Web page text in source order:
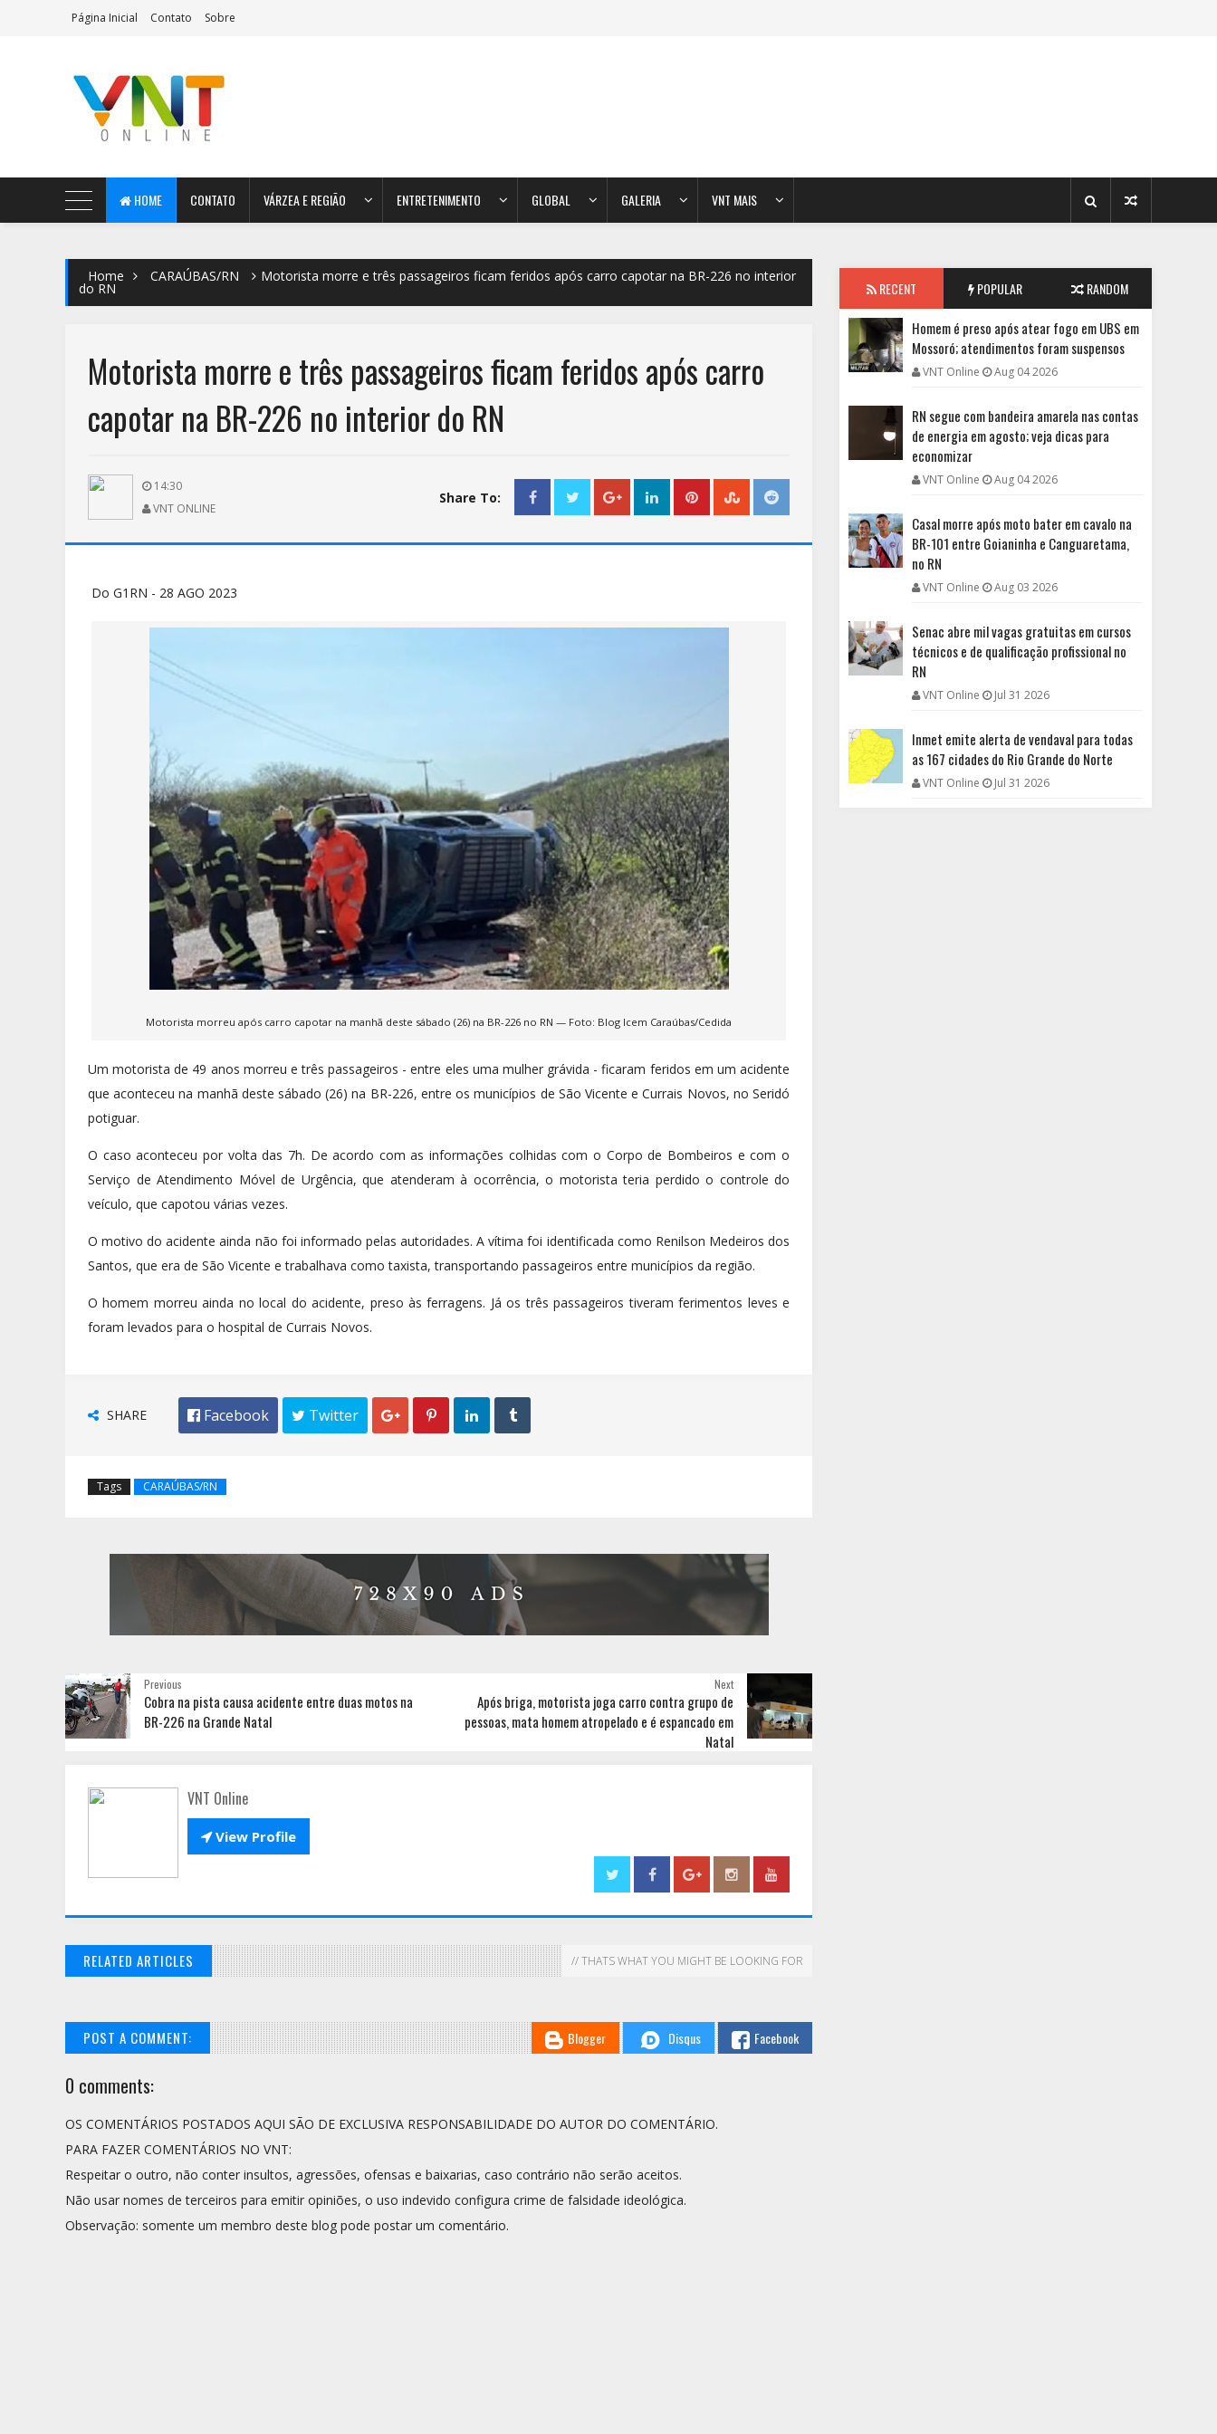
Página Inicial Contato Sobre
AeroMag Blogger Template
HOME CONTATO VÁRZEA E REGIÃO ENTRETENIMENTO GLOBAL GALERIA VNT MAIS
Home CARAÚBAS/RN Motorista morre e três passageiros ficam feridos após carro capotar na BR-226 no interior
do RN
Motorista morre e três passageiros ficam feridos após carro
capotar na BR-226 no interior do RN
14:30
VNT ONLINE
Share To:
Do G1RN - 28 AGO 2023
Motorista morreu após carro capotar na manhã deste sábado (26) na BR-226 no RN — Foto: Blog Icem Caraúbas/Cedida
Um motorista de 49 anos morreu e três passageiros - entre eles uma mulher grávida - ficaram feridos em um acidente
que aconteceu na manhã deste sábado (26) na BR-226, entre os municípios de São Vicente e Currais Novos, no Seridó
potiguar.
O caso aconteceu por volta das 7h. De acordo com as informações colhidas com o Corpo de Bombeiros e com o
Serviço de Atendimento Móvel de Urgência, que atenderam à ocorrência, o motorista teria perdido o controle do
veículo, que capotou várias vezes.
O motivo do acidente ainda não foi informado pelas autoridades. A vítima foi identificada como Renilson Medeiros dos
Santos, que era de São Vicente e trabalhava como taxista, transportando passageiros entre municípios da região.
O homem morreu ainda no local do acidente, preso às ferragens. Já os três passageiros tiveram ferimentos leves e
foram levados para o hospital de Currais Novos.
SHARE  Facebook  Twitter    
Tags CARAÚBAS/RN
Next
Após briga, motorista joga carro contra grupo de
pessoas, mata homem atropelado e é espancado em
Natal
Previous
Cobra na pista causa acidente entre duas motos na
BR-226 na Grande Natal
VNT Online
View Profile
RELATED ARTICLES // THATS WHAT YOU MIGHT BE LOOKING FOR
POST A COMMENT: Blogger Disqus Facebook
0 comments:
OS COMENTÁRIOS POSTADOS AQUI SÃO DE EXCLUSIVA RESPONSABILIDADE DO AUTOR DO COMENTÁRIO.
PARA FAZER COMENTÁRIOS NO VNT:
Respeitar o outro, não conter insultos, agressões, ofensas e baixarias, caso contrário não serão aceitos.
Não usar nomes de terceiros para emitir opiniões, o uso indevido configura crime de falsidade ideológica.
Observação: somente um membro deste blog pode postar um comentário.
RECENT POPULAR RANDOM
Homem é preso após atear fogo em UBS em
Mossoró; atendimentos foram suspensos
VNT Online Aug 04 2026
RN segue com bandeira amarela nas contas
de energia em agosto; veja dicas para
economizar
VNT Online Aug 04 2026
Casal morre após moto bater em cavalo na
BR-101 entre Goianinha e Canguaretama,
no RN
VNT Online Aug 03 2026
Senac abre mil vagas gratuitas em cursos
técnicos e de qualificação profissional no
RN
VNT Online Jul 31 2026
Inmet emite alerta de vendaval para todas
as 167 cidades do Rio Grande do Norte
VNT Online Jul 31 2026